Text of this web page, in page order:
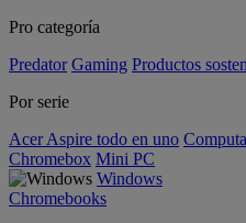
Pro categoría
Predator Gaming Productos
Por serie
Acer Aspire todo en uno
Chromebox Mini PC
Windows
Chromebooks